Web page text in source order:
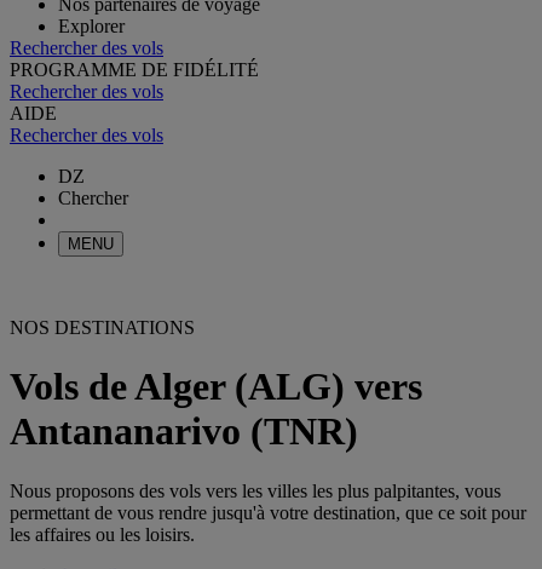
Nos partenaires de voyage
Explorer
Rechercher des vols
PROGRAMME DE FIDÉLITÉ
Rechercher des vols
AIDE
Rechercher des vols
DZ
Chercher
MENU
NOS DESTINATIONS
Vols de Alger (ALG) vers
Antananarivo (TNR)
Nous proposons des vols vers les villes les plus palpitantes, vous
permettant de vous rendre jusqu'à votre destination, que ce soit pour
les affaires ou les loisirs.